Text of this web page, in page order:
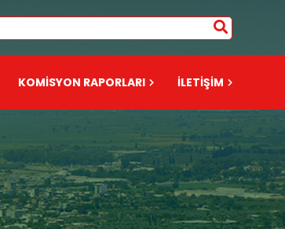
KOMİSYON RAPORLARI İLETİŞİM